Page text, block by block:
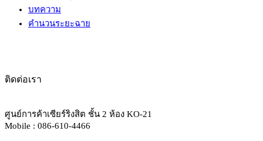
บทความ
คำนวนระยะฉาย
ติดต่อเรา
ศูนย์การค้าเซียร์ริงสิต ชั้น 2 ห้อง KO-21
Mobile : 086-610-4466